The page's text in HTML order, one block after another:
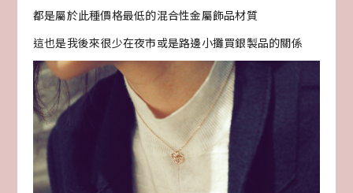
都是屬於此種價格最低的混合性金屬飾品材質
這也是我後來很少在夜市或是路邊小攤買銀製品的關係